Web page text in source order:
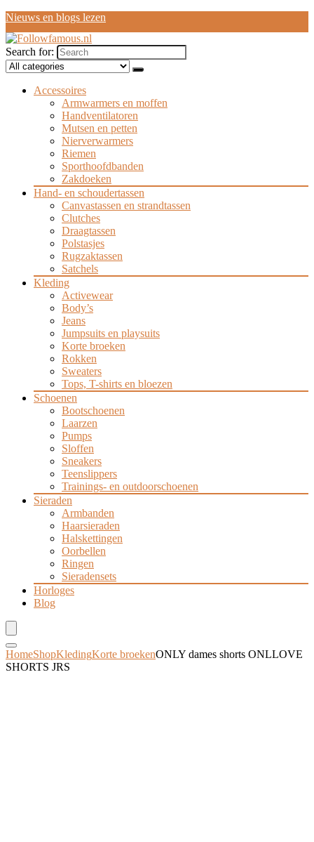
Nieuws en blogs lezen
Search for:
Accessoires
Armwarmers en moffen
Handventilatoren
Mutsen en petten
Nierverwarmers
Riemen
Sporthoofdbanden
Zakdoeken
Hand- en schoudertassen
Canvastassen en strandtassen
Clutches
Draagtassen
Polstasjes
Rugzaktassen
Satchels
Kleding
Activewear
Body’s
Jeans
Jumpsuits en playsuits
Korte broeken
Rokken
Sweaters
Tops, T-shirts en bloezen
Schoenen
Bootschoenen
Laarzen
Pumps
Sloffen
Sneakers
Teenslippers
Trainings- en outdoorschoenen
Sieraden
Armbanden
Haarsieraden
Halskettingen
Oorbellen
Ringen
Sieradensets
Horloges
Blog
HomeShopKledingKorte broekenONLY dames shorts ONLLOVE
SHORTS JRS